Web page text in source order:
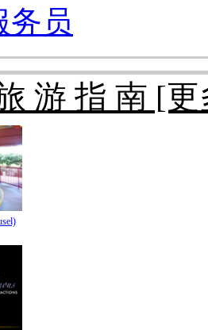
务员
游 指 南 [更